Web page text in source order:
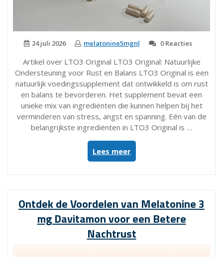
24 juli 2026 melatonine5mgnl 0 Reacties
Artikel over LTO3 Original LTO3 Original: Natuurlijke
Ondersteuning voor Rust en Balans LTO3 Original is een
natuurlijk voedingssupplement dat ontwikkeld is om rust
en balans te bevorderen. Het supplement bevat een
unieke mix van ingrediënten die kunnen helpen bij het
verminderen van stress, angst en spanning. Eén van de
belangrijkste ingrediënten in LTO3 Original is …
Lees meer“LTO3
Original:
Natuurlijke
Rust
en
Balans”
Ontdek de Voordelen van Melatonine 3
mg Davitamon voor een Betere
Nachtrust